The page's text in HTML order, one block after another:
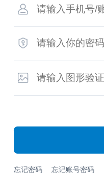
忘记密码 忘记账号密码